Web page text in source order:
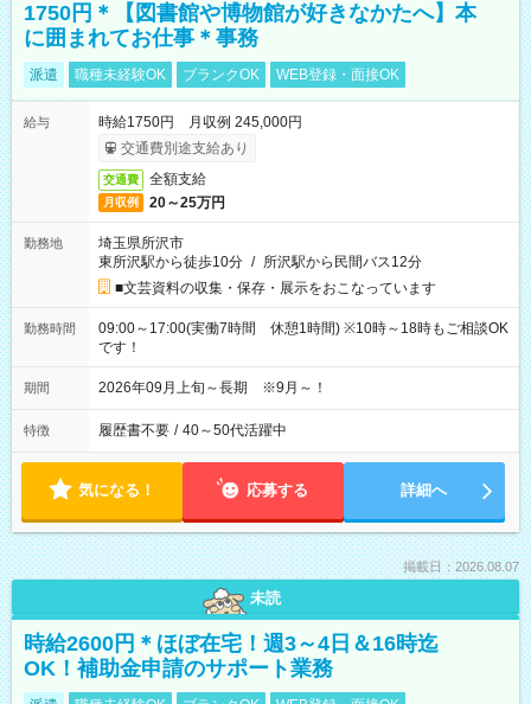
1750円＊【図書館や博物館が好きなかたへ】本
に囲まれてお仕事＊事務
派遣 職種未経験OK ブランクOK WEB登録・面接OK
給与
時給1750円 月収例 245,000円
交通費別途支給あり
交通費 全額支給
月収例 20～25万円
勤務地
埼玉県所沢市
東所沢駅から徒歩10分 / 所沢駅から民間バス12分
■文芸資料の収集・保存・展示をおこなっています
勤務時間
09:00～17:00(実働7時間 休憩1時間) ※10時～18時もご相談OK
です！
期間 2026年09月上旬～長期 ※9月～！
特徴 履歴書不要 / 40～50代活躍中
気になる！ 応募する 詳細へ
掲載日：2026.08.07
未読
時給2600円＊ほぼ在宅！週3～4日＆16時迄
OK！補助金申請のサポート業務